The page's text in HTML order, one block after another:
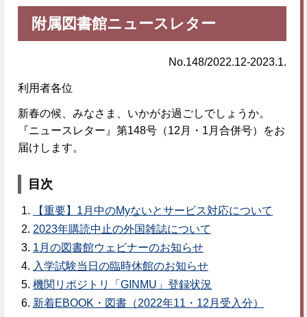
附属図書館ニュースレター
No.148/2022.12-2023.1.
利用者各位
新春の候、みなさま、いかがお過ごしでしょうか。
『ニュースレター』第148号（12月・1月合併号）をお
届けします。
目次
【重要】1月中のMyないとサービス対応について
2023年購読中止の外国雑誌について
1月の図書館ウェビナーのお知らせ
入学試験当日の臨時休館のお知らせ
機関リポジトリ「GINMU」登録状況
新着EBOOK・図書（2022年11・12月受入分）